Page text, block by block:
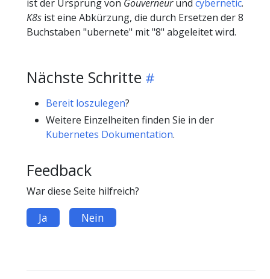
ist der Ursprung von Gouverneurund cybernetic.
K8s ist eine Abkürzung, die durch Ersetzen der 8
Buchstaben "ubernete" mit "8" abgeleitet wird.
Nächste Schritte
Bereit loszulegen?
Weitere Einzelheiten finden Sie in der
Kubernetes Dokumentation.
Feedback
War diese Seite hilfreich?
Ja Nein